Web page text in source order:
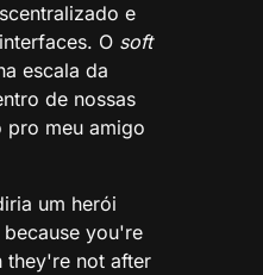
e
O soft
escala da
de nossas
pro meu amigo
um herói
because you're
they're not after